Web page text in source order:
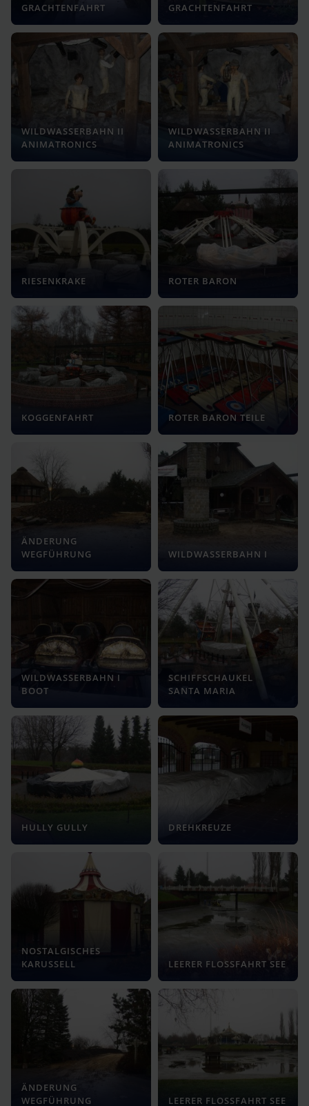
GRACHTENFAHRT GRACHTENFAHRT
WILDWASSERBAHN II
ANIMATRONICS
WILDWASSERBAHN II
ANIMATRONICS
RIESENKRAKE ROTER BARON
KOGGENFAHRT ROTER BARON TEILE
ÄNDERUNG
WEGFÜHRUNG
WILDWASSERBAHN I
WILDWASSERBAHN I
BOOT
SCHIFFSCHAUKEL
SANTA MARIA
HULLY GULLY DREHKREUZE
NOSTALGISCHES
KARUSSELL
LEERER FLOSSFAHRT SEE
ÄNDERUNG
WEGFÜHRUNG
LEERER FLOSSFAHRT SEE